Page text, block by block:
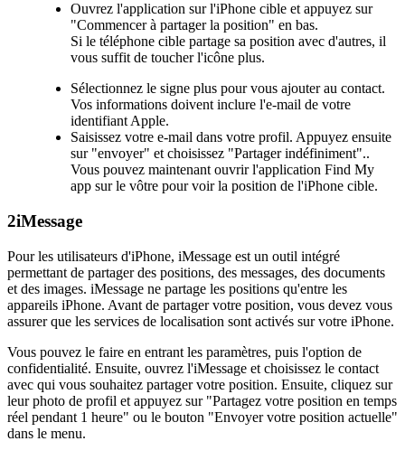
Ouvrez l'application sur l'iPhone cible et appuyez sur
"Commencer à partager la position" en bas.
Si le téléphone cible partage sa position avec d'autres, il
vous suffit de toucher l'icône plus.
Sélectionnez le signe plus pour vous ajouter au contact.
Vos informations doivent inclure l'e-mail de votre
identifiant Apple.
Saisissez votre e-mail dans votre profil. Appuyez ensuite
sur "envoyer" et choisissez "Partager indéfiniment"..
Vous pouvez maintenant ouvrir l'application Find My
app sur le vôtre pour voir la position de l'iPhone cible.
2iMessage
Pour les utilisateurs d'iPhone, iMessage est un outil intégré
permettant de partager des positions, des messages, des documents
et des images. iMessage ne partage les positions qu'entre les
appareils iPhone. Avant de partager votre position, vous devez vous
assurer que les services de localisation sont activés sur votre iPhone.
Vous pouvez le faire en entrant les paramètres, puis l'option de
confidentialité. Ensuite, ouvrez l'iMessage et choisissez le contact
avec qui vous souhaitez partager votre position. Ensuite, cliquez sur
leur photo de profil et appuyez sur "Partagez votre position en temps
réel pendant 1 heure" ou le bouton "Envoyer votre position actuelle"
dans le menu.